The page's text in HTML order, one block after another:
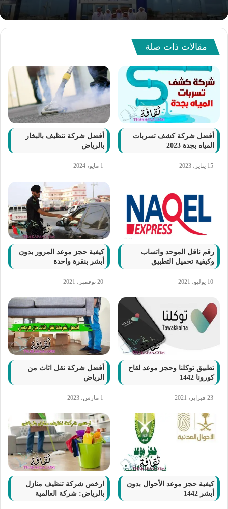
مقالات ذات صلة
أفضل شركة كشف تسربات
المياه بجدة 2023
15 يناير، 2023
أفضل شركة تنظيف بالبخار
بالرياض
1 مايو، 2024
رقم ناقل الموحد واتساب
وكيفية تحميل التطبيق
10 يوليو، 2021
كيفية حجز موعد المرور بدون
أبشر بنقرة واحدة
20 نوفمبر، 2021
تطبيق توكلنا وحجز موعد لقاح
كورونا 1442
23 فبراير، 2021
أفضل شركة نقل اثاث من
الرياض
1 مارس، 2023
كيفية حجز موعد الأحوال بدون
أبشر 1442
ارخص شركة تنظيف منازل
بالرياض: شركة العالمية